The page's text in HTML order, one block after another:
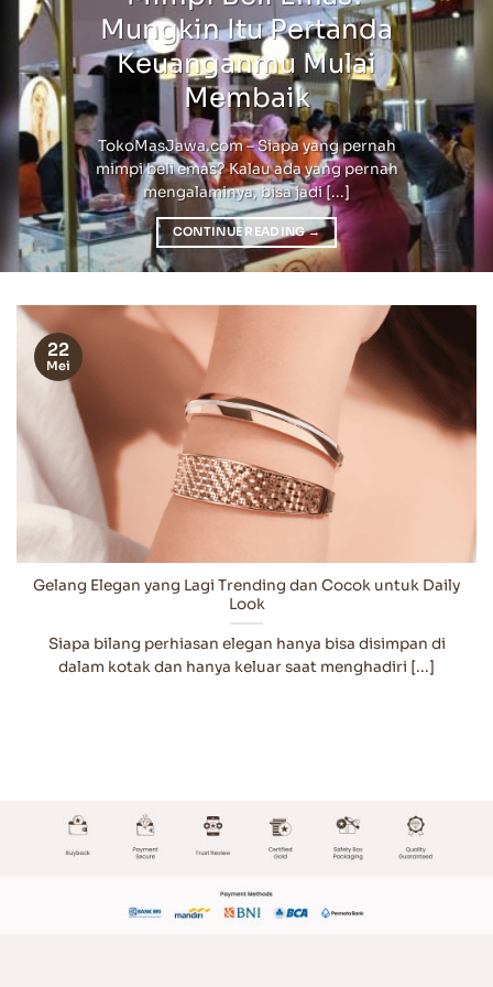
Mungkin Itu Pertanda
Keuanganmu Mulai
Membaik
TokoMasJawa.com – Siapa yang pernah
mimpi beli emas? Kalau ada yang pernah
mengalaminya, bisa jadi [...]
CONTINUE READING→
Gelang Elegan yang Lagi Trending dan Cocok untuk Daily
Look
Siapa bilang perhiasan elegan hanya bisa disimpan di
dalam kotak dan hanya keluar saat menghadiri [...]
22
Mei